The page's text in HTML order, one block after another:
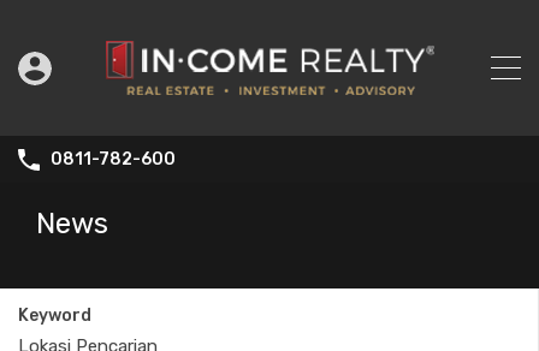
0811-782-600
News
Keyword